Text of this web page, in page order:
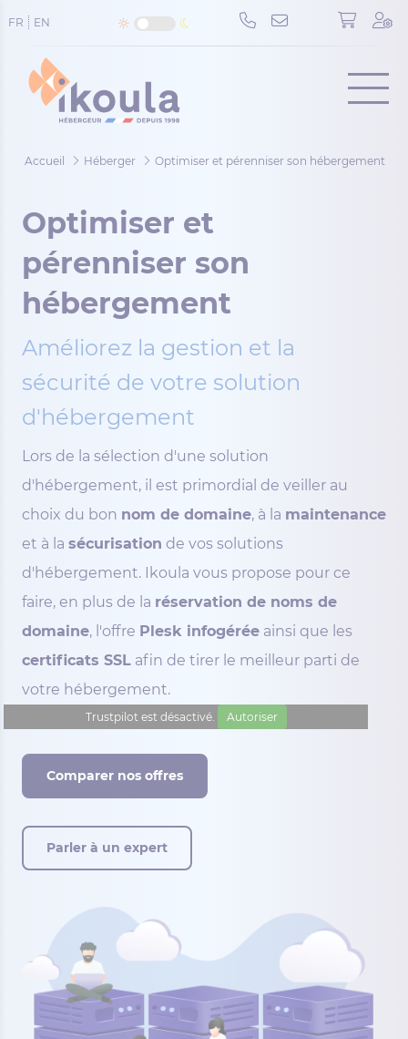
FR EN
Menu
Accueil Héberger Optimiser et pérenniser son hébergement
Optimiser et
pérenniser son
hébergement
Améliorez la gestion et la
sécurité de votre solution
d'hébergement
Lors de la sélection d'une solution
d'hébergement, il est primordial de veiller au
choix du bon nom de domaine, à la maintenance
et à la sécurisation de vos solutions
d'hébergement. Ikoula vous propose pour ce
faire, en plus de la réservation de noms de
domaine, l'offre Plesk infogérée ainsi que les
certificats SSL afin de tirer le meilleur parti de
votre hébergement.
Trustpilot est désactivé. Autoriser
Comparer nos offres
Parler à un expert